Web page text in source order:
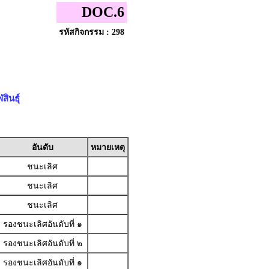
สินธุ์
DOC.6
รหัสกิจกรรม : 298
อันดับ หมายเหตุ
ชนะเลิศ
ชนะเลิศ
ชนะเลิศ
รองชนะเลิศอันดับที่ ๑
รองชนะเลิศอันดับที่ ๒
รองชนะเลิศอันดับที่ ๑